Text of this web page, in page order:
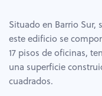
Situado en Barrio Sur,
este edificio se
17 pisos de oficinas,
una superficie
cuadrados.